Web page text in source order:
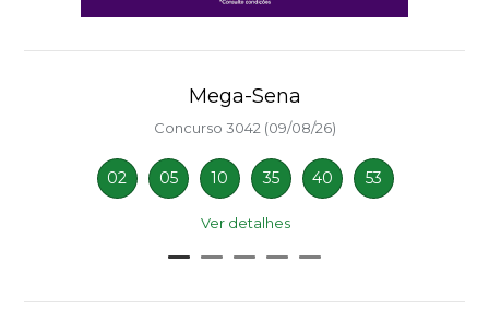
Mega-Sena
Concurso 3042 (09/08/26)
02 05 10 35 40 53
Ver detalhes